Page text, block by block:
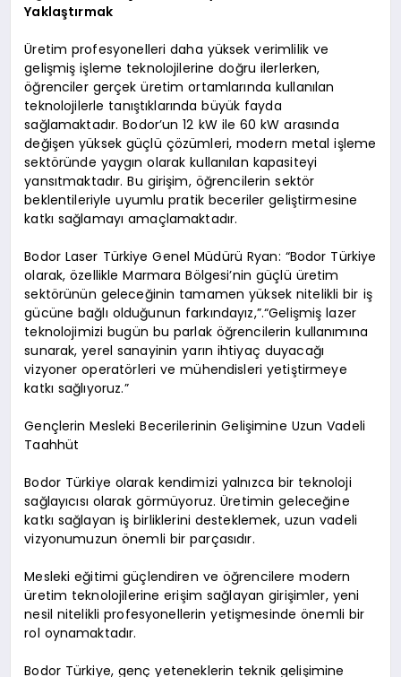
Yaklaştırmak
Üretim profesyonelleri daha yüksek verimlilik ve
gelişmiş işleme teknolojilerine doğru ilerlerken,
öğrenciler gerçek üretim ortamlarında kullanılan
teknolojilerle tanıştıklarında büyük fayda
sağlamaktadır. Bodor’un 12 kW ile 60 kW arasında
değişen yüksek güçlü çözümleri, modern metal işleme
sektöründe yaygın olarak kullanılan kapasiteyi
yansıtmaktadır. Bu girişim, öğrencilerin sektör
beklentileriyle uyumlu pratik beceriler geliştirmesine
katkı sağlamayı amaçlamaktadır.
Bodor Laser Türkiye Genel Müdürü Ryan: “Bodor Türkiye
olarak, özellikle Marmara Bölgesi’nin güçlü üretim
sektörünün geleceğinin tamamen yüksek nitelikli bir iş
gücüne bağlı olduğunun farkındayız,”.“Gelişmiş lazer
teknolojimizi bugün bu parlak öğrencilerin kullanımına
sunarak, yerel sanayinin yarın ihtiyaç duyacağı
vizyoner operatörleri ve mühendisleri yetiştirmeye
katkı sağlıyoruz.”
Gençlerin Mesleki Becerilerinin Gelişimine Uzun Vadeli
Taahhüt
Bodor Türkiye olarak kendimizi yalnızca bir teknoloji
sağlayıcısı olarak görmüyoruz. Üretimin geleceğine
katkı sağlayan iş birliklerini desteklemek, uzun vadeli
vizyonumuzun önemli bir parçasıdır.
Mesleki eğitimi güçlendiren ve öğrencilere modern
üretim teknolojilerine erişim sağlayan girişimler, yeni
nesil nitelikli profesyonellerin yetişmesinde önemli bir
rol oynamaktadır.
Bodor Türkiye, genç yeteneklerin teknik gelişimine